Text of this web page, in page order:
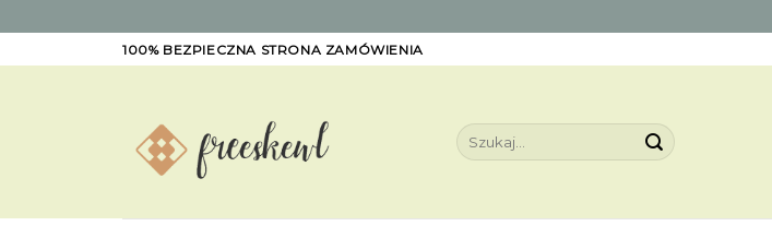
to
100% BEZPIECZNA STRONA ZAMÓWIENIA
Szukaj: